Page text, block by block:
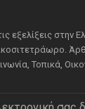
εξελίξεις στην
Τοπικά,